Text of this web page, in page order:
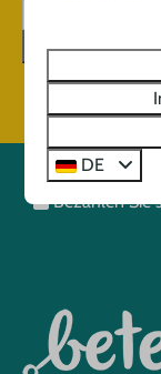
Bezahlen Sie
DE